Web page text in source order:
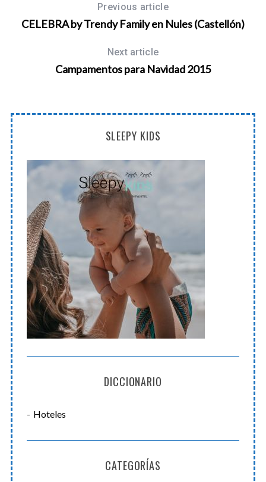
Previous article
CELEBRA by Trendy Family en Nules (Castellón)
Next article
Campamentos para Navidad 2015
SLEEPY KIDS
DICCIONARIO
Hoteles
CATEGORÍAS